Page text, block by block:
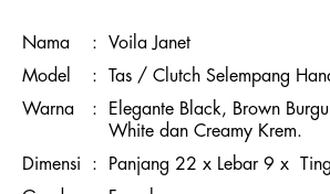
Nama :
Voila Janet
Model
:
Tas / Clutch Selempang
Warna
:
Elegante Black, Brown
White dan Creamy Krem.
Dimensi
:
Panjang 22 x Lebar 9 x